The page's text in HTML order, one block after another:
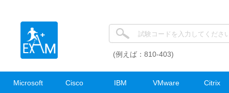
(例えば：810-403)
Microsoft Cisco IBM VMware Citrix